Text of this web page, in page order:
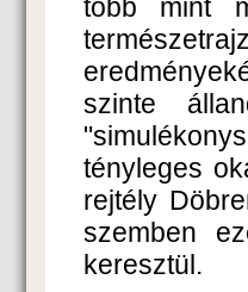
több mint
szinte
tényleges
rejtély
szemben
keresztül.